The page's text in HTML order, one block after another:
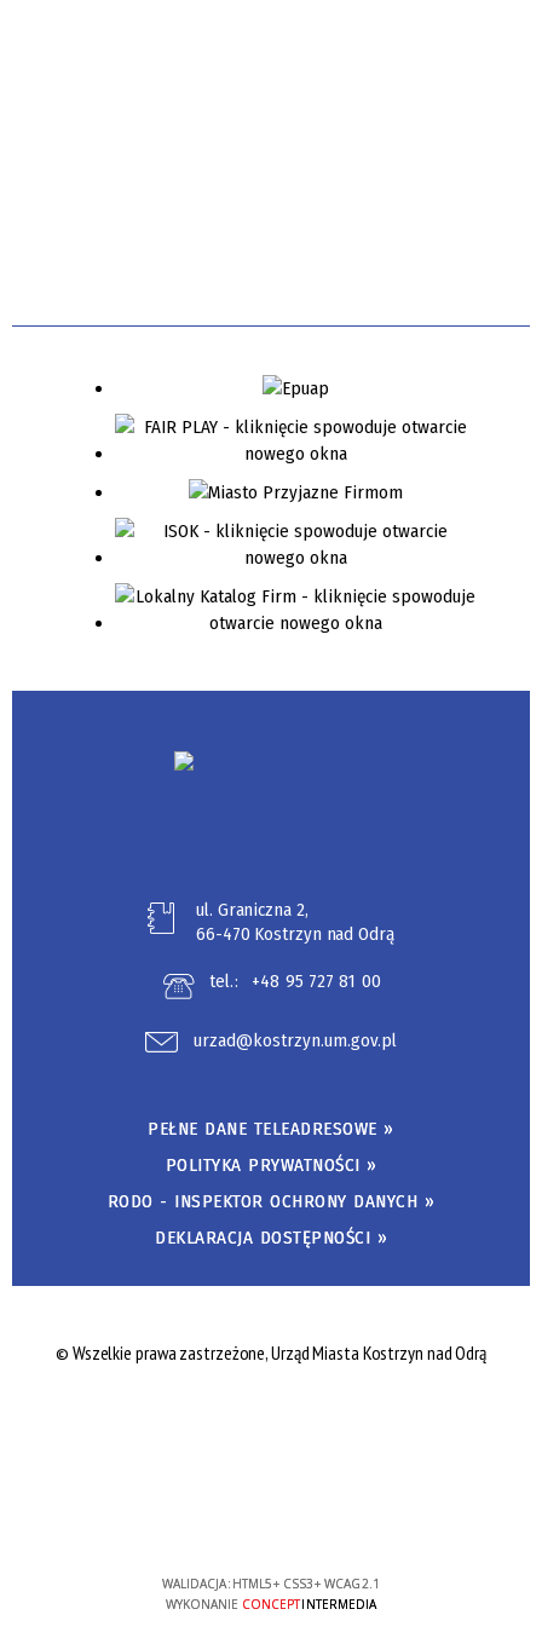
ul. Graniczna 2,
66-470 Kostrzyn nad Odrą
tel.: +48 95 727 81 00
urzad@kostrzyn.um.gov.pl
PEŁNE DANE TELEADRESOWE »
POLITYKA PRYWATNOŚCI »
RODO - INSPEKTOR OCHRONY DANYCH »
DEKLARACJA DOSTĘPNOŚCI »
© Wszelkie prawa zastrzeżone, Urząd Miasta Kostrzyn nad Odrą
WALIDACJA: HTML5+ CSS3+ WCAG 2.1
WYKONANIE CONCEPTINTERMEDIA